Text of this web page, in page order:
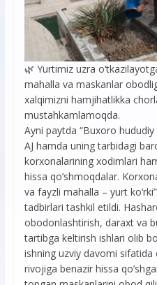
🌿 Yurtimiz uzra
mahalla va maskanlar
xalqimizni hamjihatlikka
mustahkamlamoqda.
Ayni paytda “Buxoro
AJ hamda uning tarbidagi
korxonalarining xodimlari
hissa qo’shmoqdalar.
va fayzli mahalla – yurt
tadbirlari tashkil etildi.
obodonlashtirish, daraxt va
tartibga keltirish ishlari olib
ishning uzviy davomi
rivojiga benazir hissa